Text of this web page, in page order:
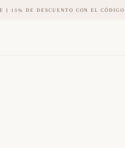
CON EL CÓDIGO RAVAC15 ✦